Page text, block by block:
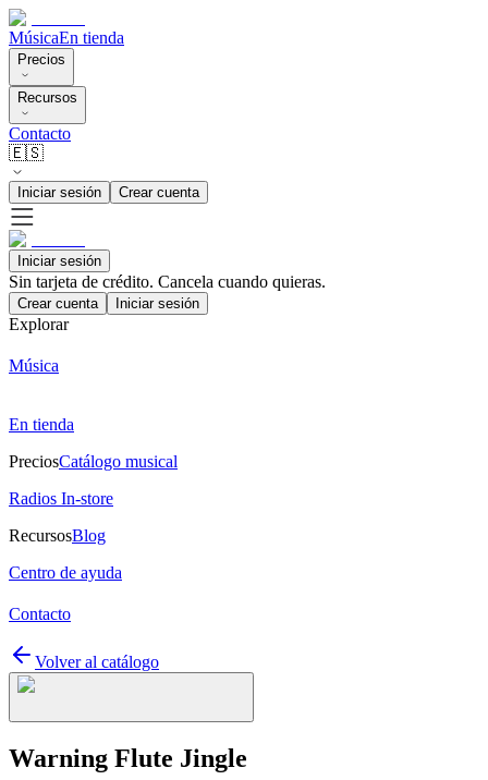
MúsicaEn tienda
Precios
Recursos
Contacto
🇪🇸
Iniciar sesión Crear cuenta
Iniciar sesión
Sin tarjeta de crédito. Cancela cuando quieras.
Crear cuenta Iniciar sesión
Explorar
Música
En tienda
PreciosCatálogo musical
Radios In-store
RecursosBlog
Centro de ayuda
Contacto
Volver al catálogo
Warning Flute Jingle